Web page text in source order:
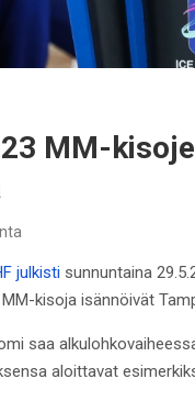
MM-
julkisti sunnuntaina
kisoja isännöivät
saa
aloittavat